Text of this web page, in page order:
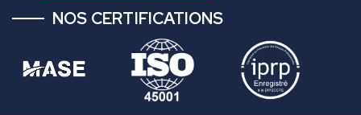
NOS CERTIFICATIONS